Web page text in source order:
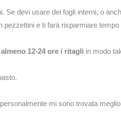
Se devi usare dei fogli interni, o
e ti farà risparmiare tempo
12-24 ore i ritagli in modo
mi sono trovata